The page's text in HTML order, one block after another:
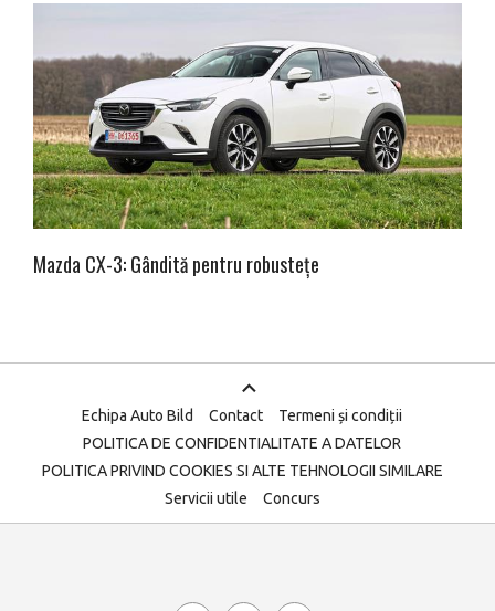
Mazda CX-3: Gândită pentru robustețe
Echipa Auto Bild Contact
Termeni și condiții
POLITICA DE CONFIDENTIALITATE A DATELOR
POLITICA PRIVIND COOKIES SI ALTE TEHNOLOGII SIMILARE
Servicii utile
Concurs